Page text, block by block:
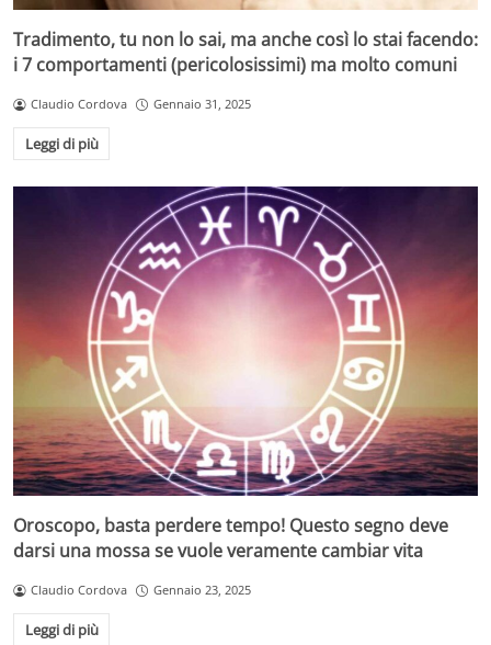
Tradimento, tu non lo sai, ma anche così lo stai facendo:
i 7 comportamenti (pericolosissimi) ma molto comuni
Claudio Cordova Gennaio 31, 2025
Leggi di più
Oroscopo, basta perdere tempo! Questo segno deve
darsi una mossa se vuole veramente cambiar vita
Claudio Cordova Gennaio 23, 2025
Leggi di più